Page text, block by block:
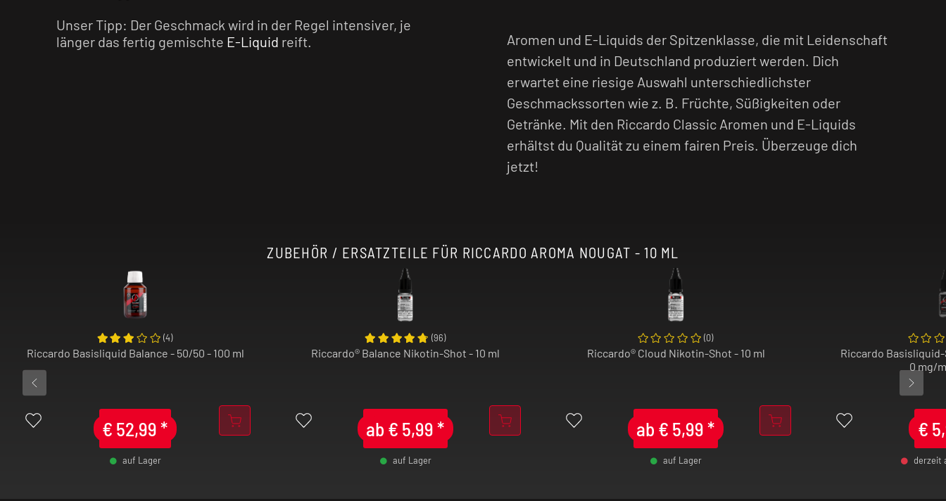
Unser Tipp: Der Geschmack wird in der Regel intensiver, je
länger das fertig gemischte E-Liquid reift.
Aromen und E-Liquids der Spitzenklasse, die mit Leidenschaft
entwickelt und in Deutschland produziert werden. Dich
erwartet eine riesige Auswahl unterschiedlichster
Geschmackssorten wie z. B. Früchte, Süßigkeiten oder
Getränke. Mit den Riccardo Classic Aromen und E-Liquids
erhältst du Qualität zu einem fairen Preis. Überzeuge dich
jetzt!
ZUBEHÖR / ERSATZTEILE FÜR RICCARDO AROMA NOUGAT - 10 ML
€ 52,99*
auf Lager
(4)
Riccardo Basisliquid Balance - 50/50 - 100 ml
ab € 5,99*
auf Lager
(96)
Riccardo® Balance Nikotin-Shot - 10 ml
ab € 5,99*
auf Lager
(0)
Riccardo® Cloud Nikotin-Shot - 10 ml
€
derzeit
Riccardo
0 mg/